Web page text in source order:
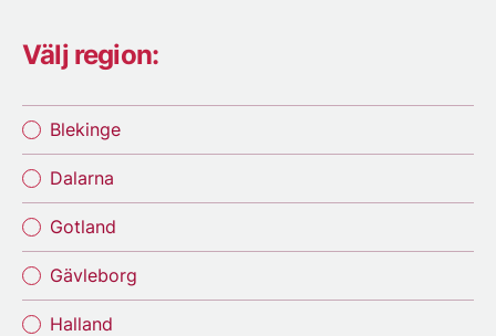
Välj region:
Blekinge
Dalarna
Gotland
Gävleborg
Halland